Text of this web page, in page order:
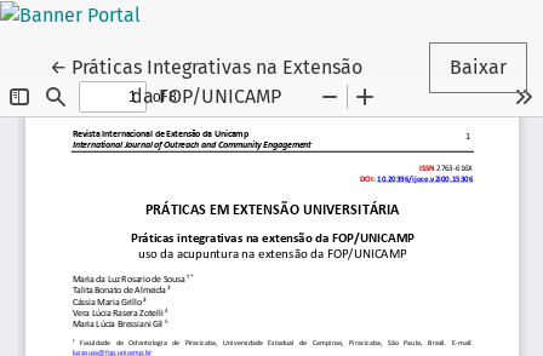
← Voltar aos Detalhes do Artigo
Práticas Integrativas na Extensão
da FOP/UNICAMP
Baixar